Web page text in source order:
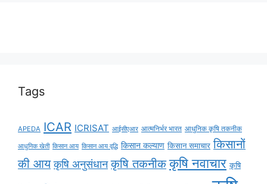
Tags
APEDA ICAR ICRISAT आईसीएआर आत्मनिर्भर भारत आधुनिक कृषि तकनीक
आधुनिक खेती किसान आय किसान आय वृद्धि किसान कल्याण किसान समाचार किसानों
की आय कृषि अनुसंधान कृषि तकनीक कृषि नवाचार कृषि